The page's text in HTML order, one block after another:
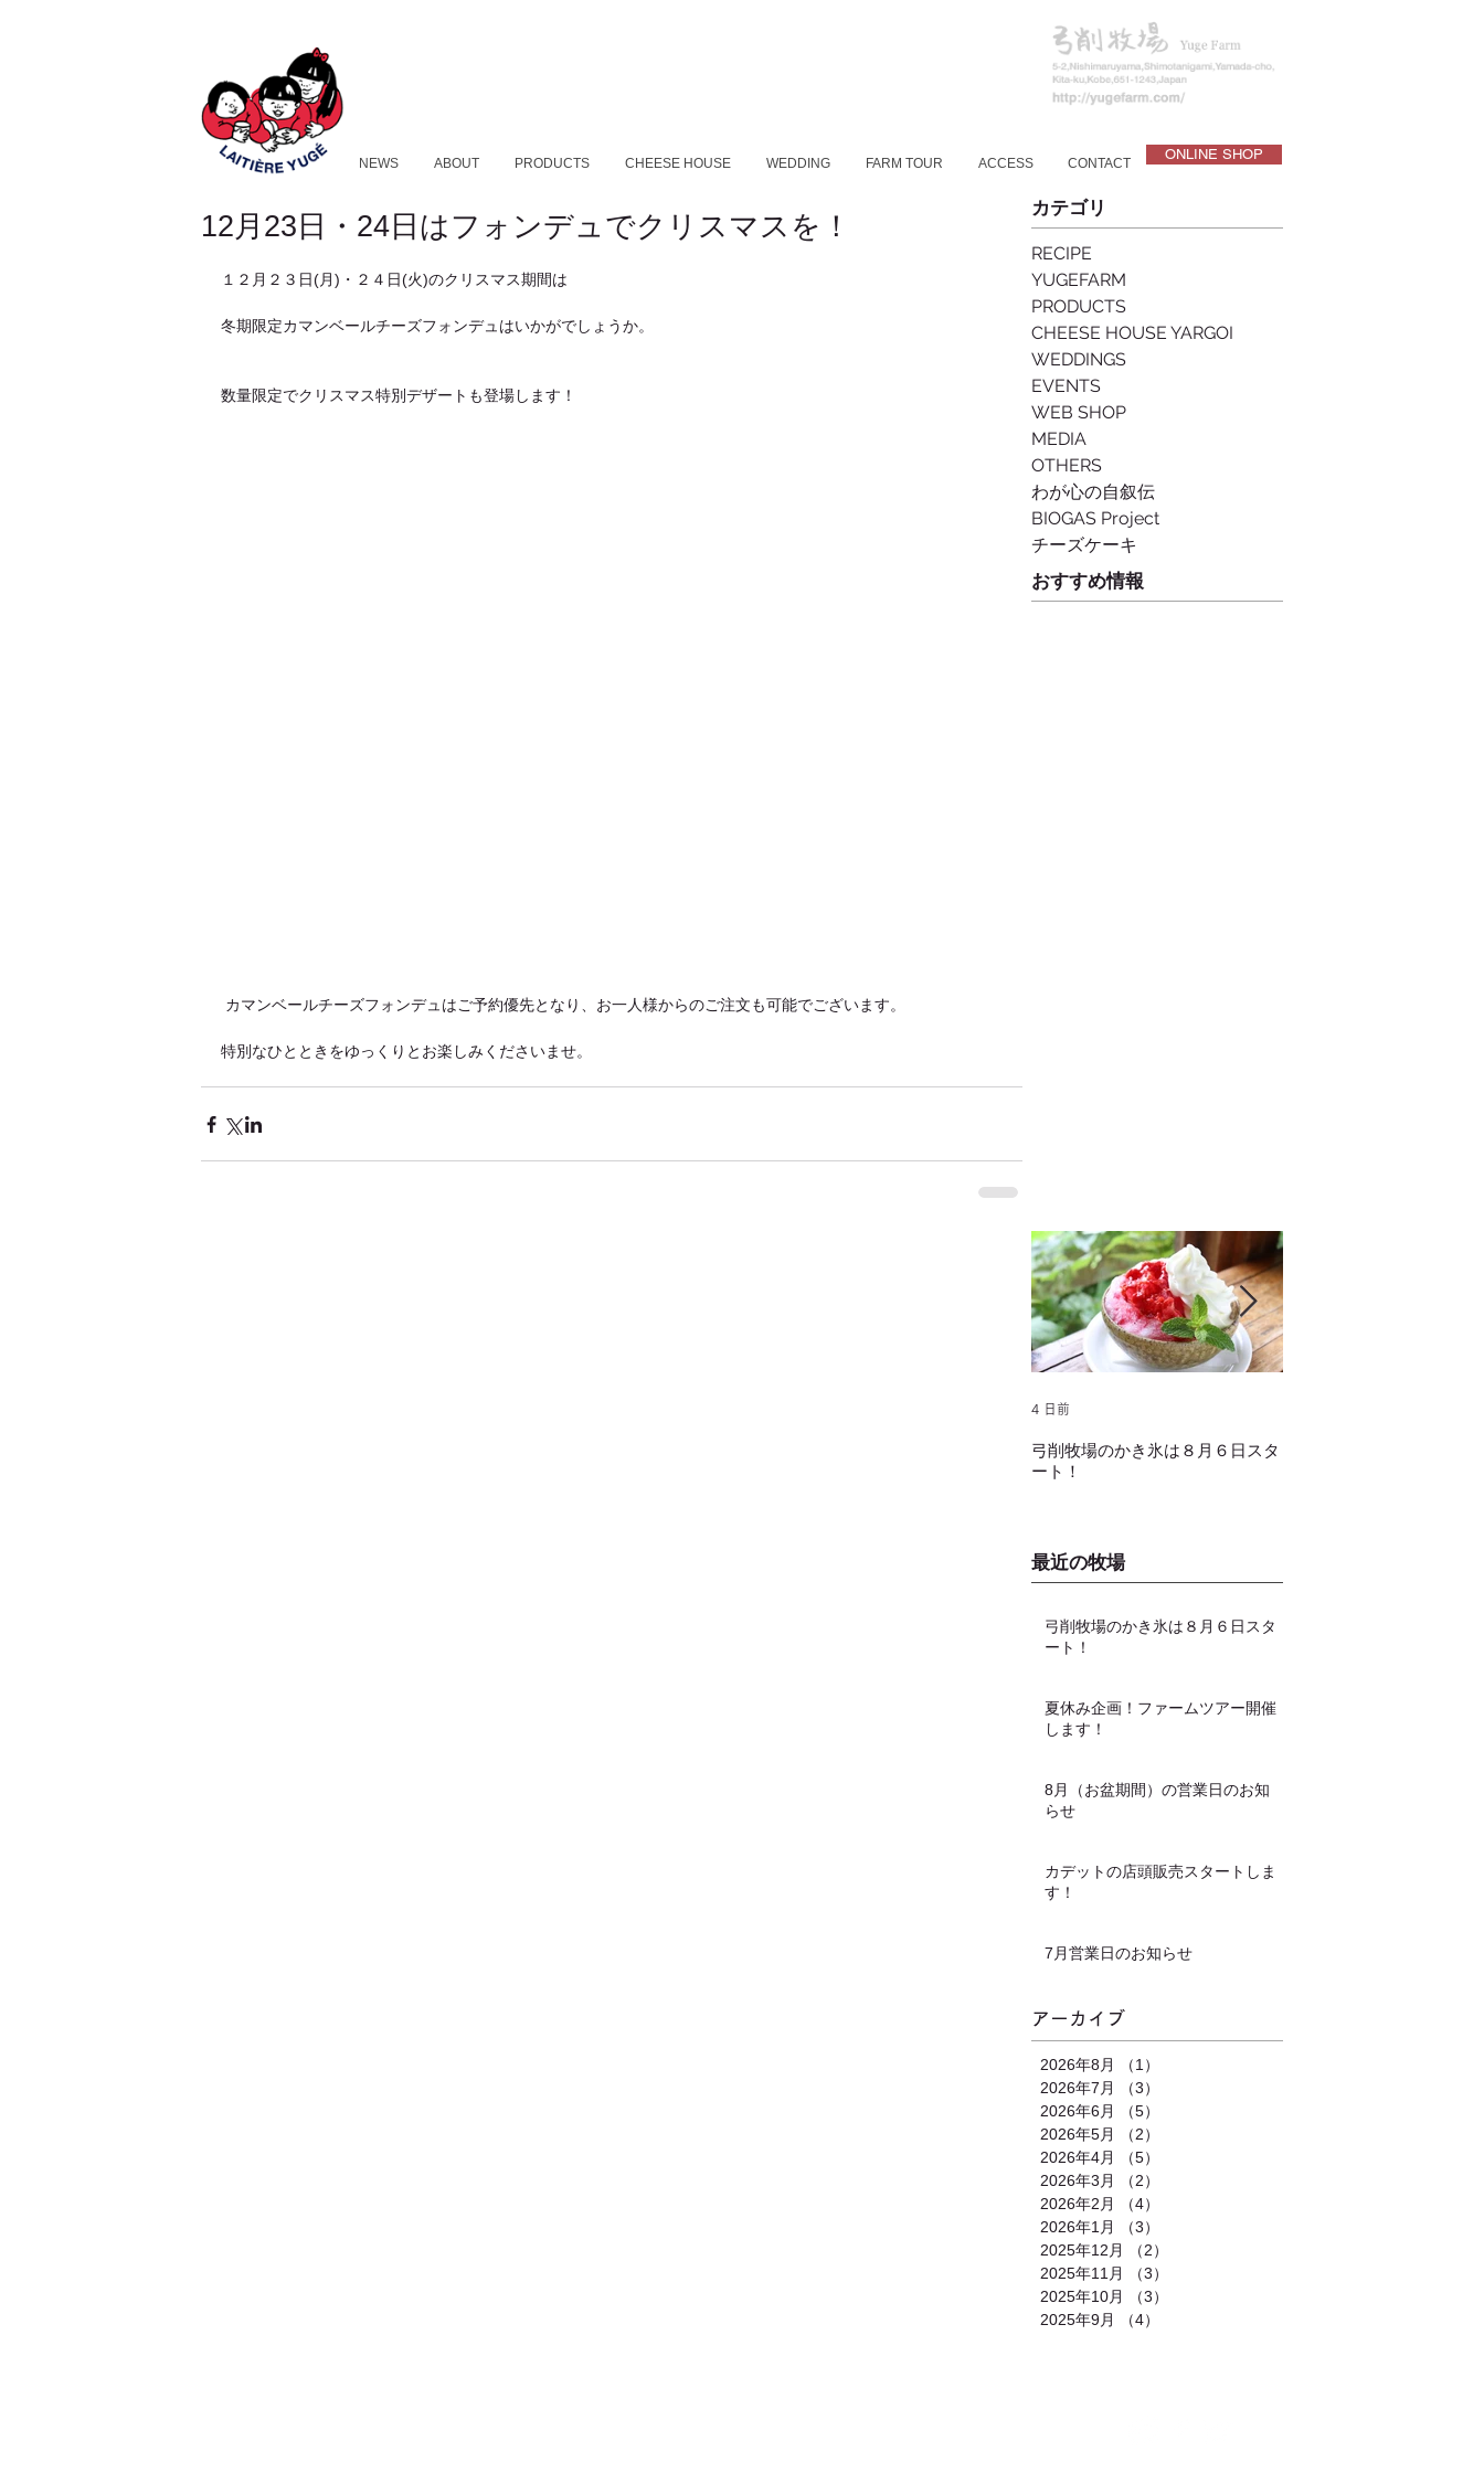
ONLINE SHOP
NEWS ABOUT PRODUCTS CHEESE HOUSE WEDDING FARM TOUR ACCESS CONTACT
12月23日・24日はフォンデュでクリスマスを！
１２月２３日(月)・２４日(火)のクリスマス期間は
冬期限定カマンベールチーズフォンデュはいかがでしょうか。
数量限定でクリスマス特別デザートも登場します！
カマンベールチーズフォンデュはご予約優先となり、お一人様からのご注文も可能でございます。
特別なひとときをゆっくりとお楽しみくださいませ。
カテゴリ
RECIPE
YUGEFARM
PRODUCTS
CHEESE HOUSE YARGOI
WEDDINGS
EVENTS
WEB SHOP
MEDIA
OTHERS
わが心の自叙伝
BIOGAS Project
チーズケーキ
おすすめ情報
弓削牧場のかき氷は８月６日スタ
ート！
4 日前
最近の牧場
弓削牧場のかき氷は８月６日スタ
ート！
夏休み企画！ファームツアー開催
します！
8月（お盆期間）の営業日のお知
らせ
カデットの店頭販売スタートしま
す！
7月営業日のお知らせ
アーカイブ
2026年8月 （1）
2026年7月
（3）
2026年6月
（5）
2026年5月
（2）
2026年4月
（5）
2026年3月
（2）
2026年2月
（4）
2026年1月
（3）
2025年12月
（2）
2025年11月
（3）
2025年10月
（3）
2025年9月
（4）